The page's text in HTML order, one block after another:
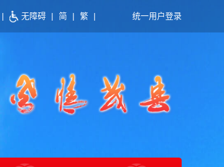
| 无障碍 | 简 | 繁 | 统一用户登录